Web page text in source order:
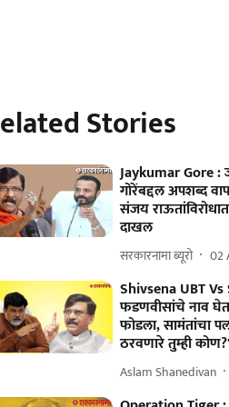
Stories
Jaykumar Gore :
गोरेंबद्दल अपशब्द
संजय
दाखल
सरकारनामा ब्यूरो 02
Shivsena UBT
फडणवीसांचे नाव घेत
फोडला, सामंतांचा
ठरवणारे तुम्ही कोण?'
Aslam Shanedivan